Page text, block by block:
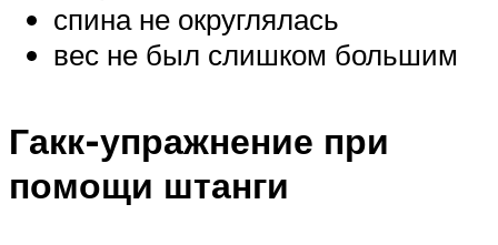
спина не округлялась
вес не был слишком большим
Гакк-упражнение при
помощи штанги